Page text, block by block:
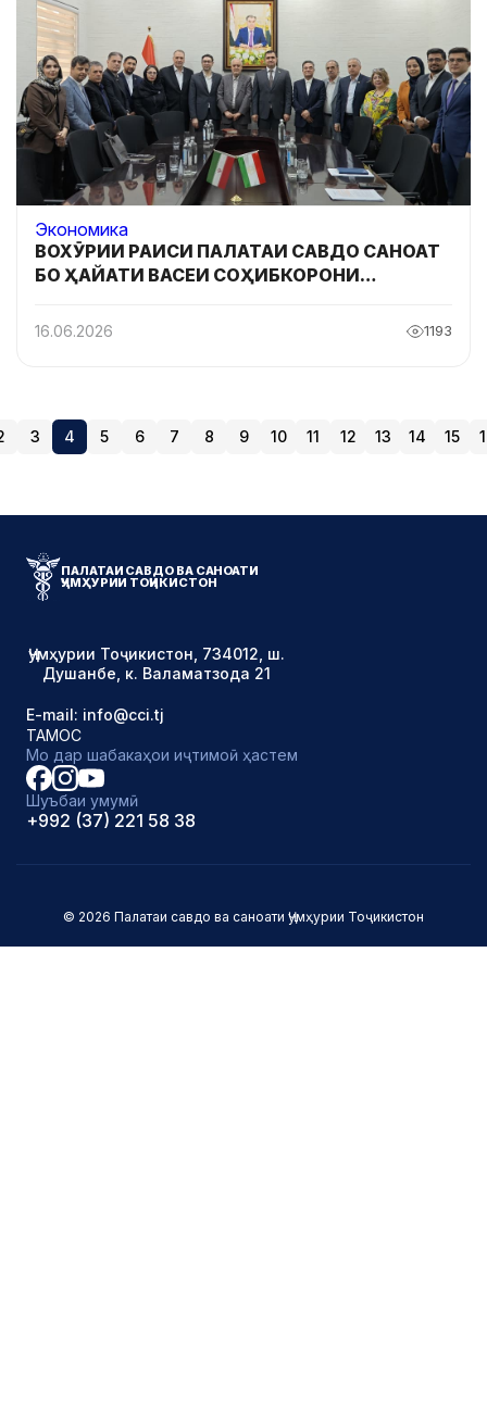
Экономика
ВОХӮРИИ РАИСИ ПАЛАТАИ САВДО САНОАТ
БО ҲАЙАТИ ВАСЕИ СОҲИБКОРОНИ
16.06.2026 1193
3 4 5 6 7 8 9 10 11 12 13 14 15
ПАЛАТАИ САВДО ВА САНОАТИ
ҶУМҲУРИИ ТОҶИКИСТОН
Ҷумҳурии Тоҷикистон, 734012, ш.
Душанбе, к. Валаматзода 21
E-mail: info@cci.tj
ТАМОС
Мо дар шабакаҳои иҷтимоӣ ҳастем
Шуъбаи умумӣ
+992 (37) 221 58 38
© 2026 Палатаи савдо ва саноати Ҷумҳурии Тоҷикистон